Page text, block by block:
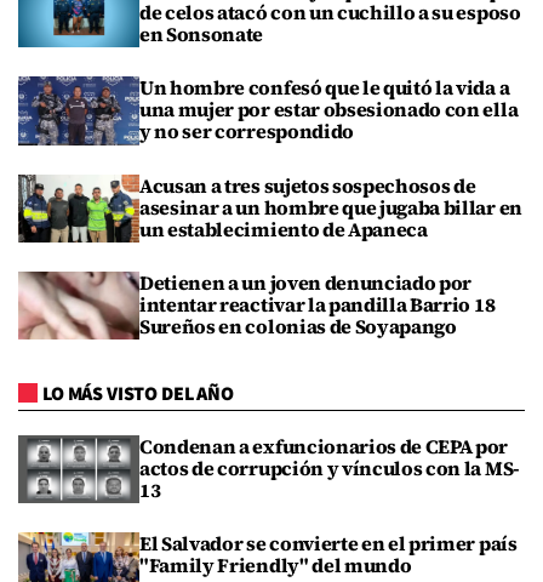
de celos atacó con un cuchillo a su esposo
en Sonsonate
Un hombre confesó que le quitó la vida a
una mujer por estar obsesionado con ella
y no ser correspondido
Acusan a tres sujetos sospechosos de
asesinar a un hombre que jugaba billar en
un establecimiento de Apaneca
Detienen a un joven denunciado por
intentar reactivar la pandilla Barrio 18
Sureños en colonias de Soyapango
LO MÁS VISTO DEL AÑO
Condenan a exfuncionarios de CEPA por
actos de corrupción y vínculos con la MS-
13
El Salvador se convierte en el primer país
"Family Friendly" del mundo